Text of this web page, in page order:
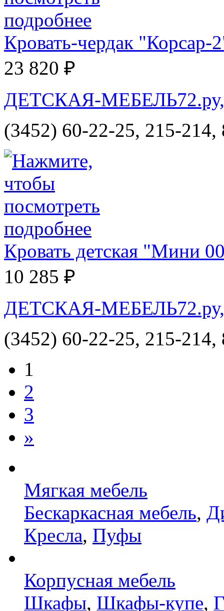
Кровать-чердак "Корсар-
23 820 ₽
ДЕТСКАЯ-МЕБЕЛЬ72.ру,
(3452) 60-22-25, 215-
Кровать детская "Мини
10 285 ₽
ДЕТСКАЯ-МЕБЕЛЬ72.ру,
(3452) 60-22-25, 215-
1
2
3
»
Мягкая мебель
Бескаркасная мебель,
Кресла, Пуфы
Корпусная мебель
Шкафы, Шкафы-купе,